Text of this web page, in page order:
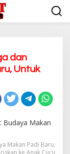
dan
Untuk
Makan Padi Baru,
ke Anak Cucu